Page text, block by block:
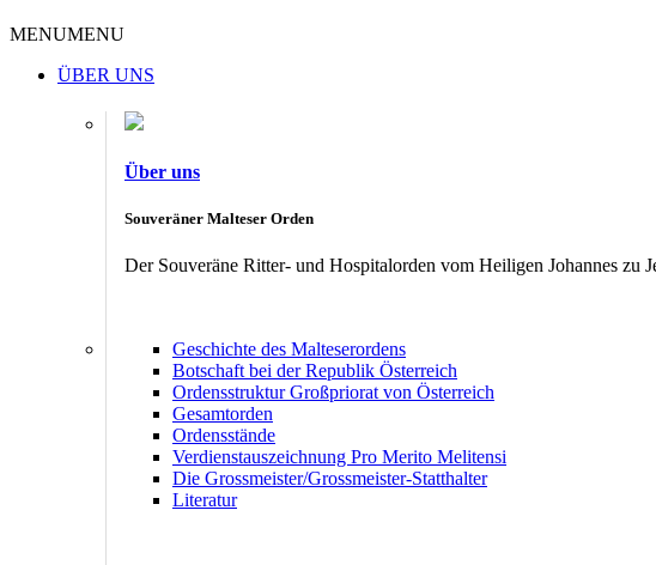
MENUMENU
ÜBER UNS
Über uns
Souveräner Malteser Orden
Der Souveräne Ritter- und Hospitalorden vom Heiligen Johannes zu
Geschichte des Malteserordens
Botschaft bei der Republik Österreich
Ordensstruktur Großpriorat von Österreich
Gesamtorden
Ordensstände
Verdienstauszeichnung Pro Merito Melitensi
Die Grossmeister/Grossmeister-Statthalter
Literatur